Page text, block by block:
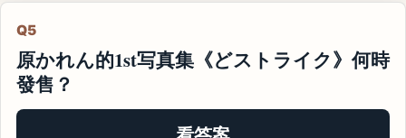
Q5
原かれん的1st写真集《どストライク》何時
發售？